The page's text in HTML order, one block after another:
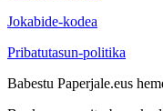
Jokabide-kodea
Pribatutasun-politika
Babestu Paperjale.eus